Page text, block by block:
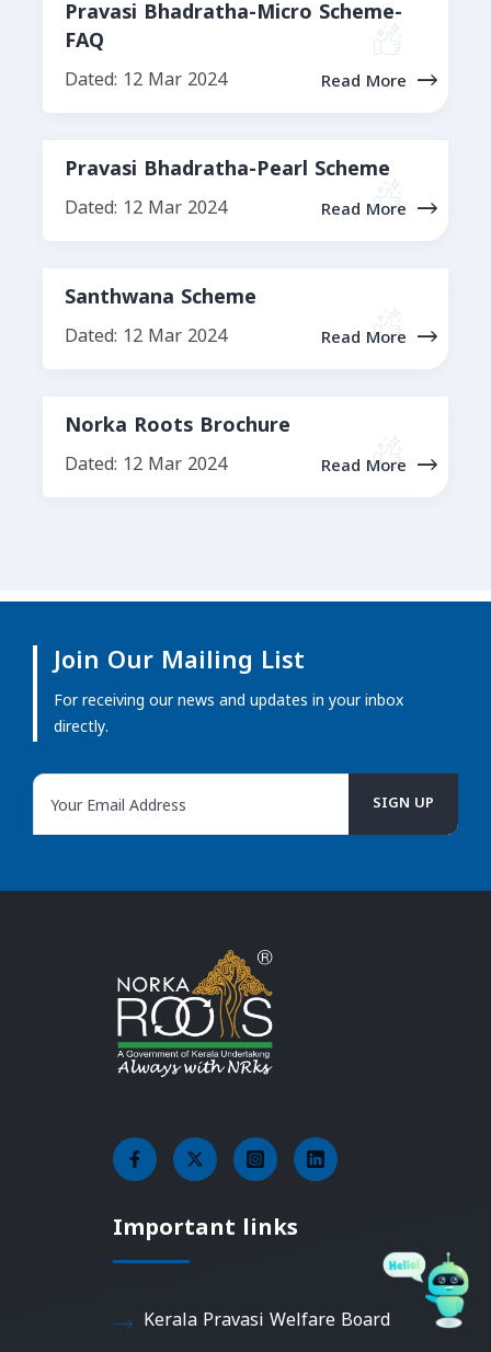
Pravasi Bhadratha-Micro Scheme-
FAQ
Dated: 12 Mar 2024 Read More
Pravasi Bhadratha-Pearl Scheme
Dated: 12 Mar 2024 Read More
Santhwana Scheme
Dated: 12 Mar 2024 Read More
Norka Roots Brochure
Dated: 12 Mar 2024 Read More
Join Our Mailing List
For receiving our news and updates in your inbox
directly.
Important links
Kerala Pravasi Welfare Board